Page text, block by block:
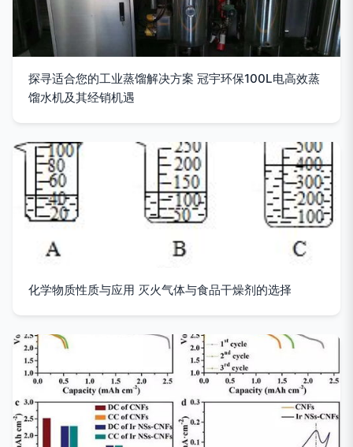
探寻适合您的工业蒸馏解决方案 冠宇环保100L电高效蒸
馏水机及其经销机遇
化学物质性质与应用 灭火气体与食品干燥剂的选择